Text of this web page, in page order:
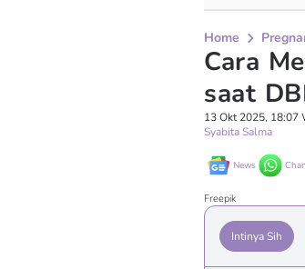
Home
Cara
saat
13 Okt 2025, 18:07
Syabita Salma
News
Freepik
Intinya Sih